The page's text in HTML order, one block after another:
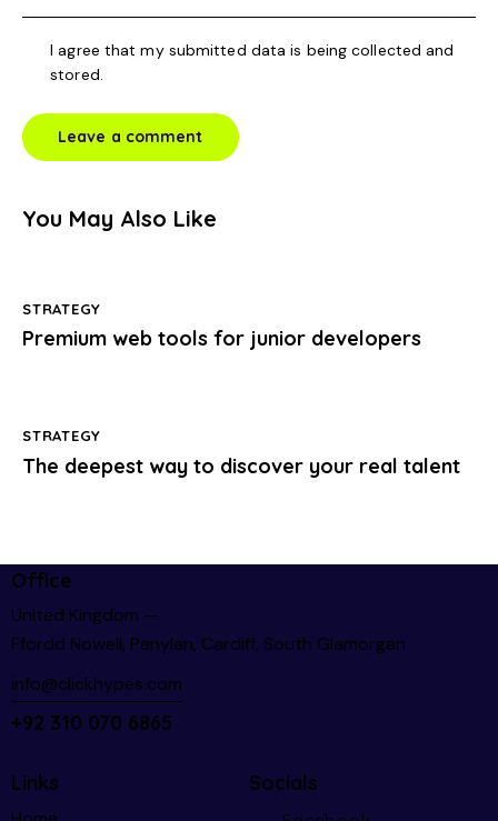
I agree that my submitted data is being collected and
stored.
You May Also Like
STRATEGY
Premium web tools for junior developers
STRATEGY
The deepest way to discover your real talent
Office
United Kingdom —
Ffordd Nowell, Penylan, Cardiff, South Glamorgan
info@clickhypes.com
+92 310 070 6865
Links Socials